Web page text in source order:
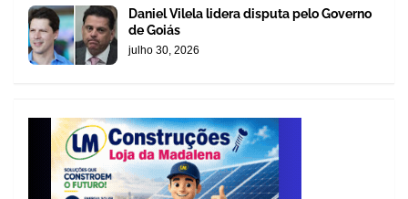
Daniel Vilela lidera disputa pelo Governo
de Goiás
julho 30, 2026